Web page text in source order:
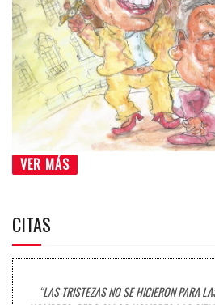
VER MÁS
CITAS
“LAS TRISTEZAS NO SE HICIERON PARA